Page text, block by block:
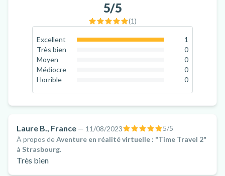
5/5
(1)
Excellent
1
Très bien
0
Moyen
0
Médiocre
0
Horrible
0
Laure B., France — 11/08/2023 5/5
À propos deAventure en réalité virtuelle : "Time Travel 2"
à Strasbourg.
Très bien